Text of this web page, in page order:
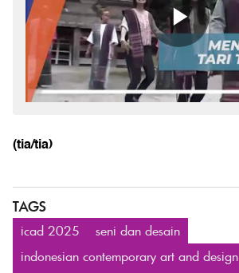
(tia/tia)
TAGS
icad 2025
seni dan desain
indonesian contemporary art and design